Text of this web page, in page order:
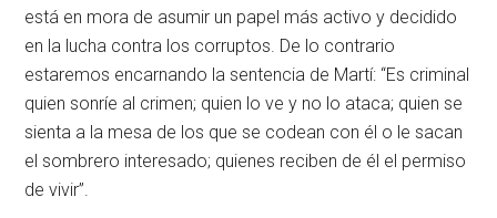
está en mora de asumir un papel más activo y decidido
en la lucha contra los corruptos. De lo contrario
estaremos encarnando la sentencia de Martí: “Es criminal
quien sonríe al crimen; quien lo ve y no lo ataca; quien se
sienta a la mesa de los que se codean con él o le sacan
el sombrero interesado; quienes reciben de él el permiso
de vivir”.